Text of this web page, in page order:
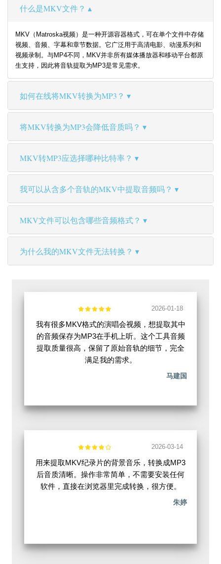
什么是MKV文件？
MKV（Matroska视频）是一种开源容器格式，可在单个文件中存储
视频、音频、字幕和章节数据。它广泛用于高清电影、动漫系列和
视频录制。与MP4不同，MKV并非所有媒体播放器和移动平台都原
生支持，因此将音轨提取为MP3是常见需求。
如何在线将MKV转换为MP3？
将MKV转换为MP3会降低音质吗？
MKV转MP3应选择哪种比特率？
我可以从含多个音轨的MKV中提取音频吗？
MKV文件可以包含哪些音频格式？
为什么我的MKV文件无法转换？
2026-01-18
我有很多MKV格式的演唱会视频，想提取其中
的音频保存为MP3在手机上听。这个工具音频
提取质量很高，保留了原始音轨的细节，完全
满足我的需求。
马建国
2026-03-14
用来提取MKV纪录片的背景音乐，转换成MP3
后音质清晰。操作非常简单，不需要安装任何
软件，直接在浏览器里完成转换，很方便。
朱婷